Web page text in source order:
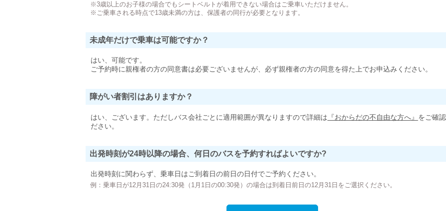
※3歳以上のお子様の場合でもシートベルトが着用できない場合はご乗車いただけません。
※ご乗車される時点で13歳未満の方は、保護者の同行が必要となります。
未成年だけで乗車は可能ですか？
はい、可能です。
ご予約時に親権者の方の同意書は必要ございませんが、必ず親権者の方の同意を得た上でお申込みください。
障がい者割引はありますか？
はい、ございます。ただしバス会社ごとに適用範囲が異なりますので詳細は 『おからだの不自由な方へ』 をご確
ださい。
出発時刻が24時以降の場合、何日のバスを予約すればよいですか?
出発時刻に関わらず、乗車日はご到着日の前日の日付でご予約ください。
例：乗車日が12月31日の24:30発（1月1日の00:30発）の場合は到着日前日の12月31日をご選択ください。